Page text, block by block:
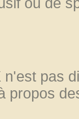
pas
propos